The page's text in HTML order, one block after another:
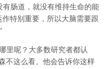
有肠道，就没有维持生命的能
特别重要，所以大脑需要跟
里呢？大多数研究者都认
不这么看。他会告诉你这样